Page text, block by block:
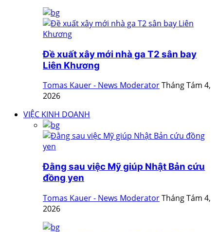
Đề xuất xây mới nhà ga T2 sân bay
Liên Khương
Tomas Kauer - News ModeratorTháng Tám 4,
2026
VIỆC KINH DOANH
Đằng sau việc Mỹ giúp Nhật Bản cứu
đồng yen
Tomas Kauer - News ModeratorTháng Tám 4,
2026